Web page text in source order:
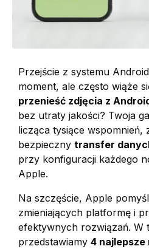
Przejście z systemu
moment, ale często wiąże
przenieść zdjęcia z
bez utraty jakości? Twoja
licząca tysiące wspomnień,
bezpieczny transfer
przy konfiguracji każdego
Apple.
Na szczęście, Apple
zmieniających platformę i
efektywnych rozwiązań. W
przedstawiamy 4 najlepsze